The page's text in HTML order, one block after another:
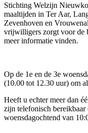
Stichting Welzijn
maaltijden in Ter Aar,
Zevenhoven en
vrijwilligers zorgt voor de
meer informatie vinden.
Op de 1e en de 3e
(10.00 tot 12.30 uur) om
Heeft u echter meer dan
zijn telefonisch bereikbaar
woensdagochtend van